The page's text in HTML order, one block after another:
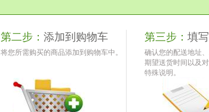
第二步： 添加到购物车
将您所需购买的商品添加到购物车中。
第三步： 填
确认您的配送地址、
期望送货时间以及
特殊说明。